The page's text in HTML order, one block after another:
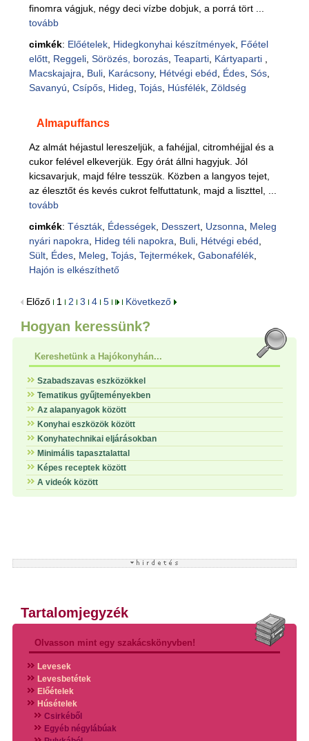
finomra vágjuk, négy deci vízbe dobjuk, a porrá tört ...
tovább
cimkék: Előételek, Hidegkonyhai készítmények, Főétel
előtt, Reggeli, Sörözés, borozás, Teaparti, Kártyaparti
Macskajajra
Buli, Karácsony, Hétvégi ebéd Édes, Sós,
Savanyú Csípős, Hideg Tojás, Húsfélék, Zöldség
Almapuffancs
Az almát héjastul lereszeljük, a fahéjjal, citromhéjjal és a
cukor felével elkeverjük. Egy órát állni hagyjuk. Jól
kicsavarjuk, majd félre tesszük. Közben a langyos tejet,
az élesztőt és kevés cukrot felfuttatunk, majd a liszttel, ...
tovább
cimkék: Tészták, Édességek, Desszert, Uzsonna
Meleg
nyári napokra
Hideg téli napokra Buli, Hétvégi ebéd
Sült, Édes, Meleg Tojás, Tejtermékek, Gabonafélék,
Hajón is elkészíthető
Előző 1 2 3 4 5 Következő
Hogyan keressünk?
Kereshetünk a Hajókonyhán...
Szabadszavas eszközökkel
Tematikus gyűjteményekben
Az alapanyagok között
Konyhai eszközök között
Konyhatechnikai eljárásokban
Minimális tapasztalattal
Képes receptek között
A videók között
Tartalomjegyzék
Olvasson mint egy szakácskönyvben!
Levesek
Levesbetétek
Előételek
Húsételek
Csirkéből
Egyéb négylábúak